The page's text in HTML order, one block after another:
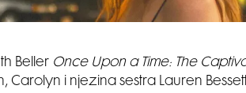
Beller Once Upon a Time: The
Carolyn i njezina sestra Lauren